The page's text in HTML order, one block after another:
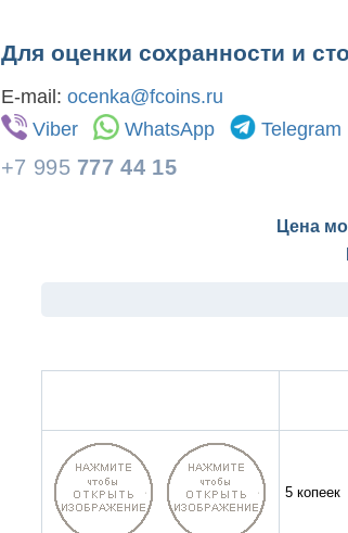
Для оценки сохранности и
E-mail: ocenka@fcoins.ru
Viber
WhatsApp Telegram
+7 995 777 44 15
Цена
5 копеек